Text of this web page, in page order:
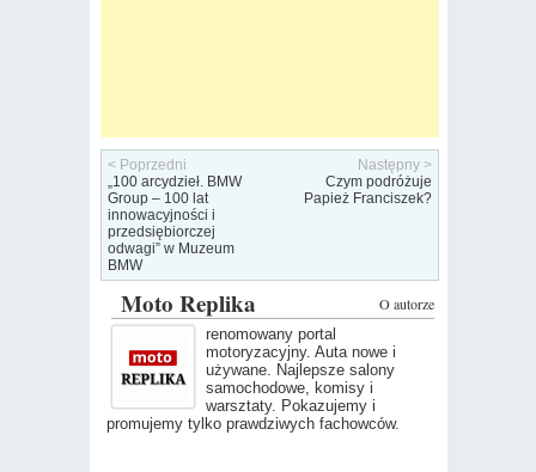
< Poprzedni
„100 arcydzieł. BMW
Group – 100 lat
innowacyjności i
przedsiębiorczej
odwagi” w Muzeum
BMW
Następny >
Czym podróżuje
Papież Franciszek?
O autorze
Moto Replika
renomowany portal
motoryzacyjny. Auta nowe i
używane. Najlepsze salony
samochodowe, komisy i
warsztaty. Pokazujemy i
promujemy tylko prawdziwych fachowców.